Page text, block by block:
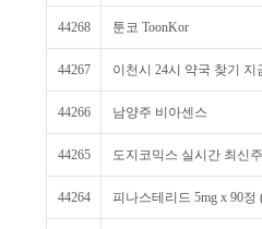
44268 툰코 ToonKor
44267 이천시 24시 약국 찾기 지
44266 남양주 비아센스
44265 도지코믹스 실시간 최신
44264 피나스테리드 5mg x 90